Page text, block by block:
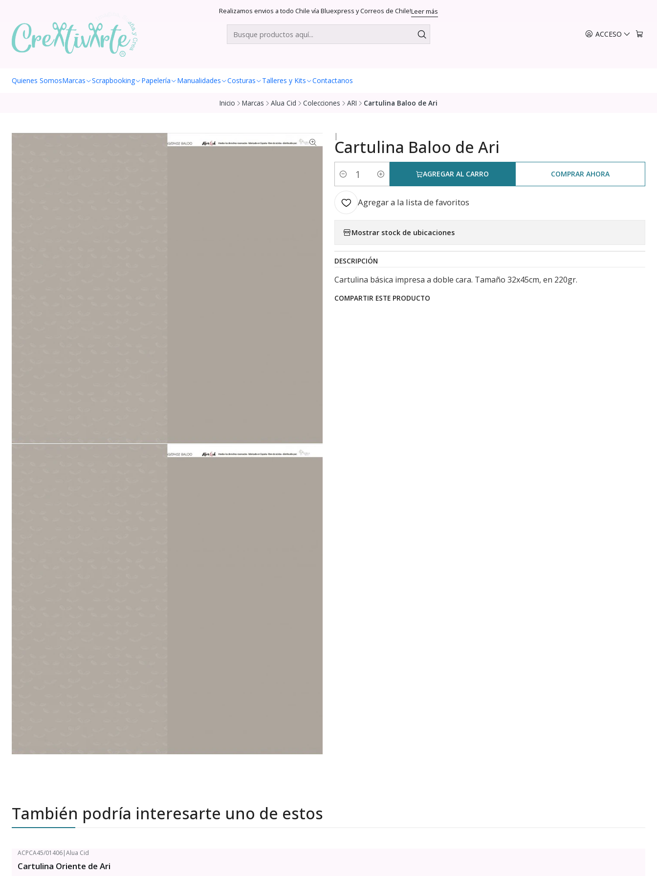
ACCESO
Quienes SomosMarcas Scrapbooking Papelería Manualidades Costuras Talleres y Kits Contactanos
Realizamos envios a todo Chile vía Bluexpress y Correos de Chile!Leer más
Inicio Marcas Alua Cid Colecciones ARI Cartulina Baloo de Ari
|
Cartulina Baloo de Ari
Cantidad
AGREGAR AL CARRO COMPRAR AHORA
Agregar a la lista de favoritos
Mostrar stock de ubicaciones
DESCRIPCIÓN
Cartulina básica impresa a doble cara. Tamaño 32x45cm, en 220gr.
COMPARTIR ESTE PRODUCTO
También podría interesarte uno de estos
ACPCA45/01406|Alua Cid
Cartulina Oriente de Ari